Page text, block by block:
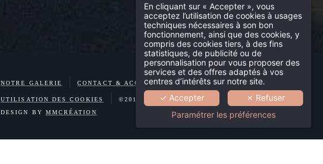
NOTRE GALERIE CONTACT & ACCÈS MENTIONS LÉGALES
UTILISATION DES COOKIES
©2018 HÔTEL SAINT-DOMINIQUE
DESIGN BY MMCRÉATION
En cliquant sur « Accepter », vous
acceptez l’utilisation de cookies à usages
techniques nécessaires à son bon
fonctionnement, ainsi que des cookies, y
compris des cookies tiers, à des fins
statistiques, de publicité ou de
personnalisation pour vous proposer des
services et des offres adaptés à vos
centres d’intérêts sur notre site.
✓ Accepter
✗ Refuser
Paramétrer les préférences